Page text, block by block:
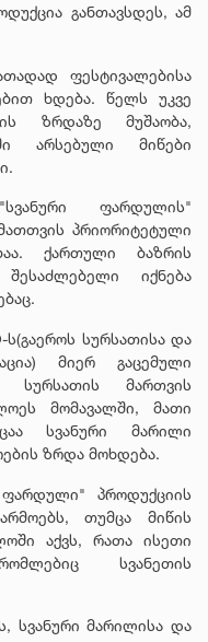
განთავსდეს, ამ
ფესტივალებისა
ხდება. წელს უკვე
ზრდაზე მუშაობა,
არსებული მიწები
ფარდულის"
პრიორიტეტული
ქართული ბაზრის
იქნება
ს(გაეროს სურსათისა და
მიერ გაცემული
სურსათის მართვის
მომავალში, მათი
სვანური მარილი
ზრდა მოხდება.
ფარდული" პროდუქციის
თუმცა მიწის
აქვს, რათა ისეთი
სვანეთის
სვანური მარილისა და